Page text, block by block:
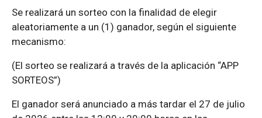
Se realizará un sorteo con la finalidad de elegir
aleatoriamente a un (1) ganador, según el siguiente
mecanismo:
(El sorteo se realizará a través de la aplicación “APP
SORTEOS”)
El ganador será anunciado a más tardar el 27 de julio